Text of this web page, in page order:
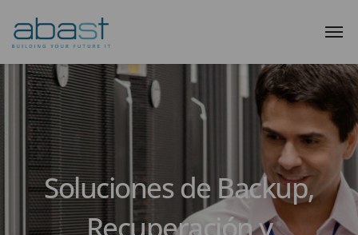
Soluciones de Backup,
Recuperación y